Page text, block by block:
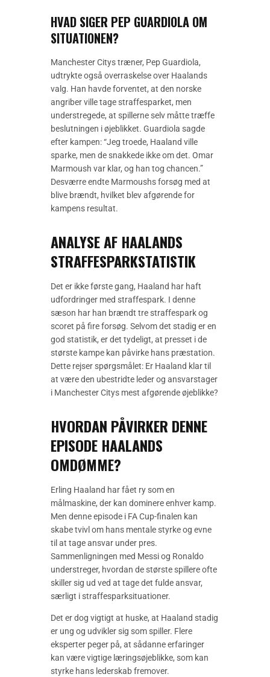
HVAD SIGER PEP GUARDIOLA OM
SITUATIONEN?
Manchester Citys træner, Pep Guardiola,
udtrykte også overraskelse over Haalands
valg. Han havde forventet, at den norske
angriber ville tage straffesparket, men
understregede, at spillerne selv måtte træffe
beslutningen i øjeblikket. Guardiola sagde
efter kampen: “Jeg troede, Haaland ville
sparke, men de snakkede ikke om det. Omar
Marmoush var klar, og han tog chancen.”
Desværre endte Marmoushs forsøg med at
blive brændt, hvilket blev afgørende for
kampens resultat.
ANALYSE AF HAALANDS
STRAFFESPARKSTATISTIK
Det er ikke første gang, Haaland har haft
udfordringer med straffespark. I denne
sæson har han brændt tre straffespark og
scoret på fire forsøg. Selvom det stadig er en
god statistik, er det tydeligt, at presset i de
største kampe kan påvirke hans præstation.
Dette rejser spørgsmålet: Er Haaland klar til
at være den ubestridte leder og ansvarstager
i Manchester Citys mest afgørende øjeblikke?
HVORDAN PÅVIRKER DENNE
EPISODE HAALANDS
OMDØMME?
Erling Haaland har fået ry som en
målmaskine, der kan dominere enhver kamp.
Men denne episode i FA Cup-finalen kan
skabe tvivl om hans mentale styrke og evne
til at tage ansvar under pres.
Sammenligningen med Messi og Ronaldo
understreger, hvordan de største spillere ofte
skiller sig ud ved at tage det fulde ansvar,
særligt i straffesparksituationer.
Det er dog vigtigt at huske, at Haaland stadig
er ung og udvikler sig som spiller. Flere
eksperter peger på, at sådanne erfaringer
kan være vigtige læringsøjeblikke, som kan
styrke hans lederskab fremover.